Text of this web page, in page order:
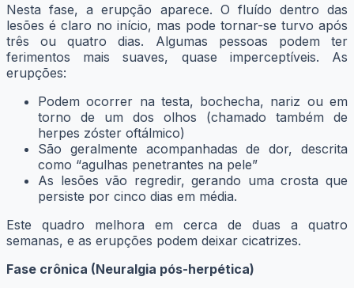
Nesta fase, a erupção aparece. O fluído dentro das
lesões é claro no início, mas pode tornar-se turvo após
três ou quatro dias. Algumas pessoas podem ter
ferimentos mais suaves, quase imperceptíveis. As
erupções:
Podem ocorrer na testa, bochecha, nariz ou em
torno de um dos olhos (chamado também de
herpes zóster oftálmico)
São geralmente acompanhadas de dor, descrita
como “agulhas penetrantes na pele”
As lesões vão regredir, gerando uma crosta que
persiste por cinco dias em média.
Este quadro melhora em cerca de duas a quatro
semanas, e as erupções podem deixar cicatrizes.
Fase crônica (Neuralgia pós-herpética)